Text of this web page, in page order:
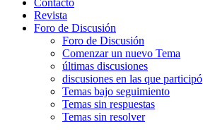
Contacto
Revista
Foro de Discusión
Foro de Discusión
Comenzar un nuevo Tema
últimas discusiones
discusiones en las que participó
Temas bajo seguimiento
Temas sin respuestas
Temas sin resolver